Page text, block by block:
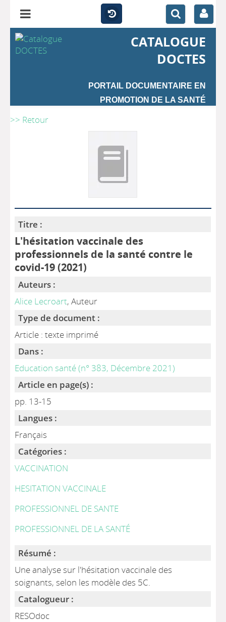
CATALOGUE
DOCTES
PORTAIL DOCUMENTAIRE EN
PROMOTION DE LA SANTÉ
>> Retour
Titre :
L'hésitation vaccinale des
professionnels de la santé contre le
covid-19 (2021)
Auteurs :
Alice Lecroart, Auteur
Type de document :
Article : texte imprimé
Dans :
Education santé (n° 383, Décembre 2021)
Article en page(s) :
pp. 13-15
Langues :
Français
Catégories :
VACCINATION
HESITATION VACCINALE
PROFESSIONNEL DE SANTE
PROFESSIONNEL DE LA SANTÉ
Résumé :
Une analyse sur l'hésitation vaccinale des
soignants, selon les modèle des 5C.
Catalogueur :
RESOdoc